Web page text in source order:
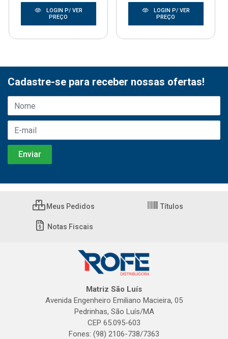
LOGIN P/ VER
PREÇO
LOGIN P/ VER
PREÇO
Cadastre-se para receber nossas ofertas!
Meus Pedidos Títulos
Notas Fiscais
Matriz São Luís
Avenida Engenheiro Emiliano Macieira, 05
Pedrinhas, São Luís/MA
CEP 65.095-603
Fones: (98) 2106-738/7363